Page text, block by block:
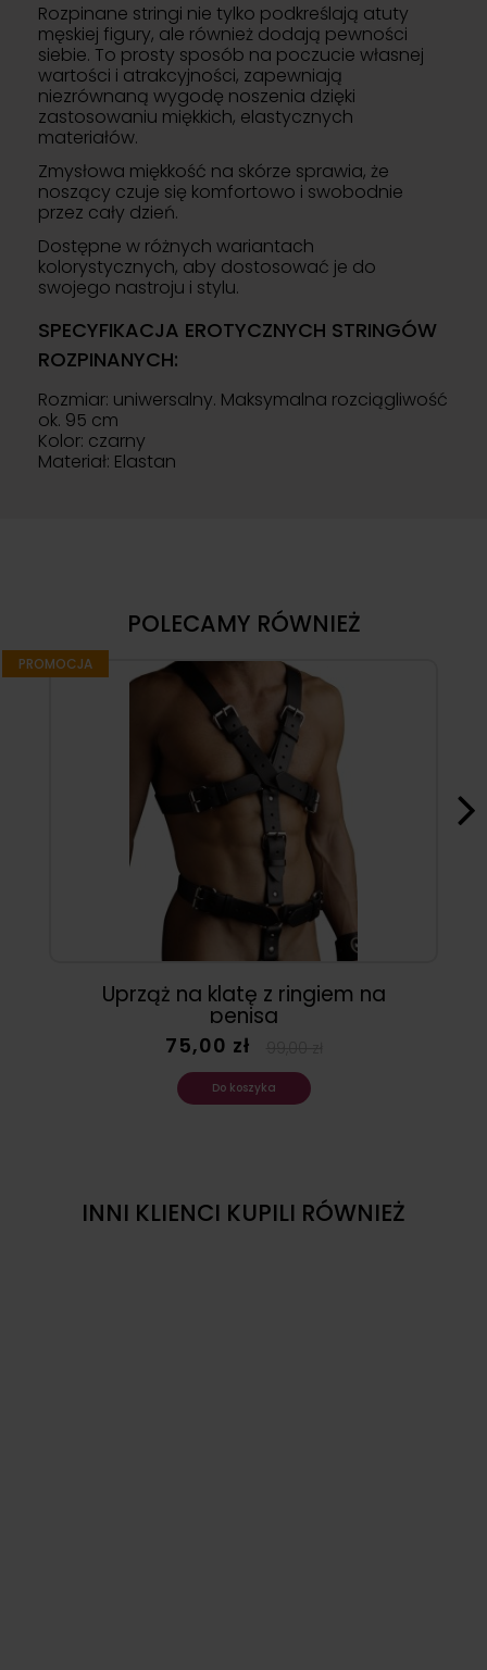
Rozpinane stringi nie tylko podkreślają atuty
męskiej figury, ale również dodają pewności
siebie. To prosty sposób na poczucie własnej
wartości i atrakcyjności, zapewniają
niezrównaną wygodę noszenia dzięki
zastosowaniu miękkich, elastycznych
materiałów.
Zmysłowa miękkość na skórze sprawia, że
noszący czuje się komfortowo i swobodnie
przez cały dzień.
Dostępne w różnych wariantach
kolorystycznych, aby dostosować je do
swojego nastroju i stylu.
SPECYFIKACJA EROTYCZNYCH STRINGÓW
ROZPINANYCH:
Rozmiar: uniwersalny. Maksymalna rozciągliwość
ok. 95 cm
Kolor: czarny
Materiał: Elastan
POLECAMY RÓWNIEŻ
Uprząż na klatę z ringiem na
penisa
75,00 zł
Do koszyka
PROMOCJA
INNI KLIENCI KUPILI RÓWNIEŻ